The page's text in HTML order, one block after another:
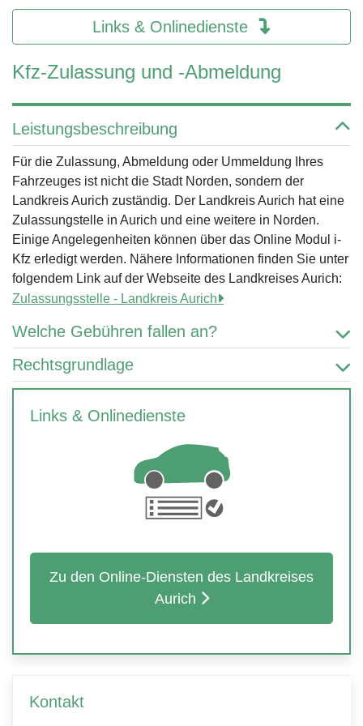
Links & Onlinedienste
Kfz-Zulassung und -Abmeldung
Leistungsbeschreibung
Für die Zulassung, Abmeldung oder Ummeldung Ihres
Fahrzeuges ist nicht die Stadt Norden, sondern der
Landkreis Aurich zuständig. Der Landkreis Aurich hat eine
Zulassungstelle in Aurich und eine weitere in Norden.
Einige Angelegenheiten können über das Online Modul i-
Kfz erledigt werden. Nähere Informationen finden Sie unter
folgendem Link auf der Webseite des Landkreises Aurich:
Zulassungsstelle - Landkreis Aurich
Welche Gebühren fallen an?
Rechtsgrundlage
Links & Onlinedienste
Zu den Online-Diensten des Landkreises
Aurich
Kontakt